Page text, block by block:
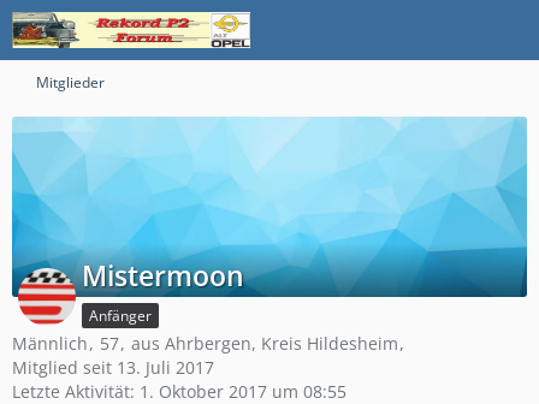
Mitglieder
Mistermoon
Anfänger
Männlich 57 aus Ahrbergen, Kreis Hildesheim
Mitglied seit 13. Juli 2017
Letzte Aktivität: 1. Oktober 2017 um 08:55